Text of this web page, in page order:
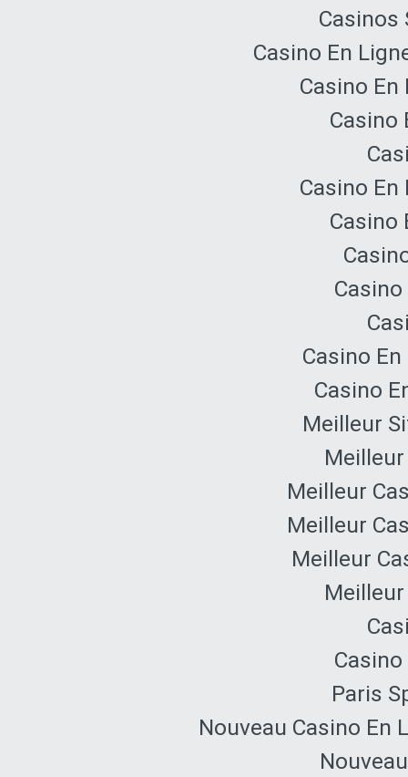
Casinos
Casino En
Casino En
Casino
Casino En
Casino
Casino
Casino
Meilleur
Meilleur
Meilleur
Meilleur
Paris
Nouveau Casino En